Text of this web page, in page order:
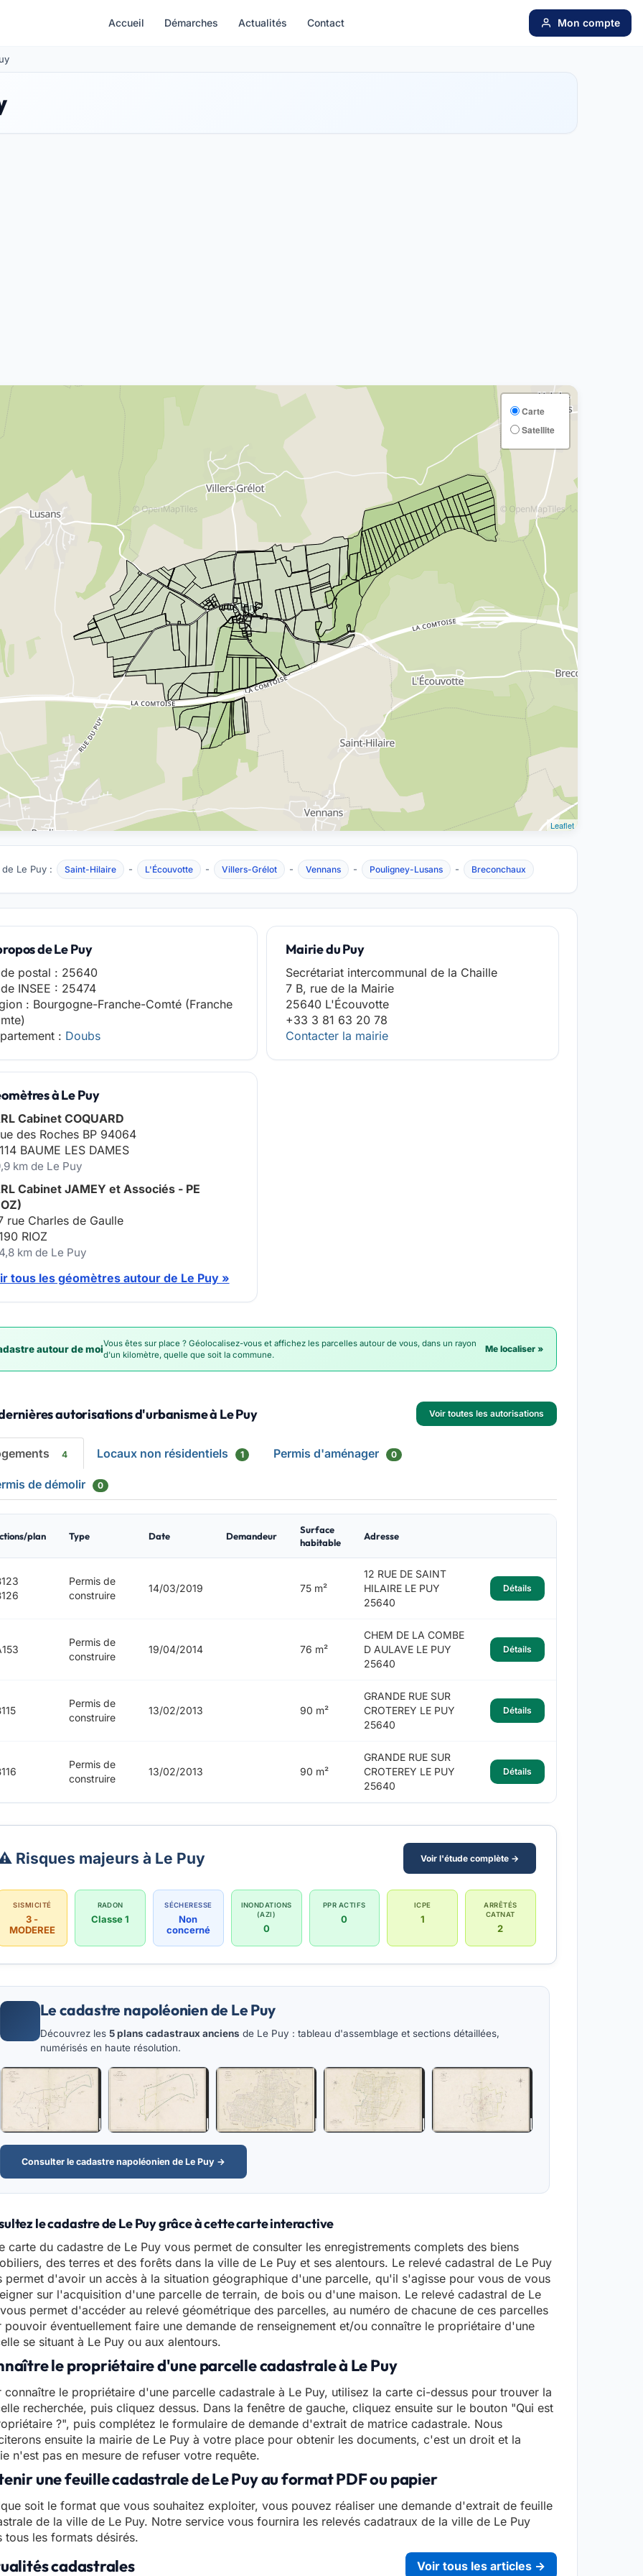
Accueil Démarches Actualités Contact Mon compte
Carte
Satellite
Leaflet
Le Puy : Saint-Hilaire - L'Écouvotte - Villers-Grélot - Vennans - Pouligney-Lusans - Breconchaux
de Le Puy
postal : 25640
INSEE : 25474
: Bourgogne-Franche-Comté (Franche
: Doubs
Mairie du Puy
Secrétariat intercommunal de la Chaille
7 B, rue de la Mairie
25640 L'Écouvotte
+33 3 81 63 20 78
Contacter la mairie
à Le Puy
Cabinet COQUARD
des Roches BP 94064
BAUME LES DAMES
km de Le Puy
Cabinet JAMEY et Associés - PE
rue Charles de Gaulle
RIOZ
km de Le Puy
tous les géomètres autour de Le Puy »
autour de moiVous êtes sur place ? Géolocalisez-vous et affichez les parcelles autour de vous, dans un rayon
d'un kilomètre, quelle que soit la commune.
Me localiser »
autorisations d'urbanisme à Le Puy Voir toutes les autorisations
4 Locaux non résidentiels 1 Permis d'aménager 0
de démolir 0
plan Type Date Demandeur
Surface
habitable
Adresse
Permis de
construire
14/03/2019 75 m²
12 RUE DE SAINT
HILAIRE LE PUY
25640
Détails
Permis de
construire
19/04/2014 76 m²
CHEM DE LA COMBE
D AULAVE LE PUY
25640
Détails
Permis de
construire
13/02/2013 90 m²
GRANDE RUE SUR
CROTEREY LE PUY
25640
Détails
Permis de
construire
13/02/2013 90 m²
GRANDE RUE SUR
CROTEREY LE PUY
25640
Détails
Risques majeurs à Le Puy Voir l'étude complète →
SISMICITÉ
3 -
MODEREE
RADON
Classe 1
SÉCHERESSE
Non
concerné
INONDATIONS
(AZI)
0
PPR ACTIFS
0
ICPE
1
ARRÊTÉS
CATNAT
2
Le cadastre napoléonien de Le Puy
Découvrez les 5 plans cadastraux anciens de Le Puy : tableau d'assemblage et sections détaillées,
numérisés en haute résolution.
Consulter le cadastre napoléonien de Le Puy →
le cadastre de Le Puy grâce à cette carte interactive
carte du cadastre de Le Puy vous permet de consulter les enregistrements complets des biens
des terres et des forêts dans la ville de Le Puy et ses alentours. Le relevé cadastral de Le Puy
permet d'avoir un accès à la situation géographique d'une parcelle, qu'il s'agisse pour vous de vous
sur l'acquisition d'une parcelle de terrain, de bois ou d'une maison. Le relevé cadastral de Le
permet d'accéder au relevé géométrique des parcelles, au numéro de chacune de ces parcelles
pouvoir éventuellement faire une demande de renseignement et/ou connaître le propriétaire d'une
se situant à Le Puy ou aux alentours.
le propriétaire d'une parcelle cadastrale à Le Puy
connaître le propriétaire d'une parcelle cadastrale à Le Puy, utilisez la carte ci-dessus pour trouver la
recherchée, puis cliquez dessus. Dans la fenêtre de gauche, cliquez ensuite sur le bouton "Qui est
?", puis complétez le formulaire de demande d'extrait de matrice cadastrale. Nous
ensuite la mairie de Le Puy à votre place pour obtenir les documents, c'est un droit et la
n'est pas en mesure de refuser votre requête.
une feuille cadastrale de Le Puy au format PDF ou papier
soit le format que vous souhaitez exploiter, vous pouvez réaliser une demande d'extrait de feuille
de la ville de Le Puy. Notre service vous fournira les relevés cadatraux de la ville de Le Puy
tous les formats désirés.
cadastrales Voir tous les articles →